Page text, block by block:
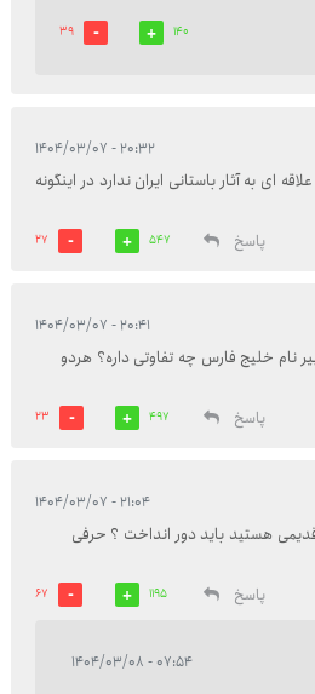
140
39
۲۰:۳۲ - ۱۴۰۴/۰۳/۰۷
ای به آثار باستانی ایران ندارد در اینگونه
پاسخ
547
27
۲۰:۴۱ - ۱۴۰۴/۰۳/۰۷
نام خلیج فارس چه تفاوتی داره؟ هردو
پاسخ
497
23
۲۱:۰۴ - ۱۴۰۴/۰۳/۰۷
هستید باید دور انداخت ؟ حرفی
پاسخ
1195
67
۰۷:۵۴ - ۱۴۰۴/۰۳/۰۸